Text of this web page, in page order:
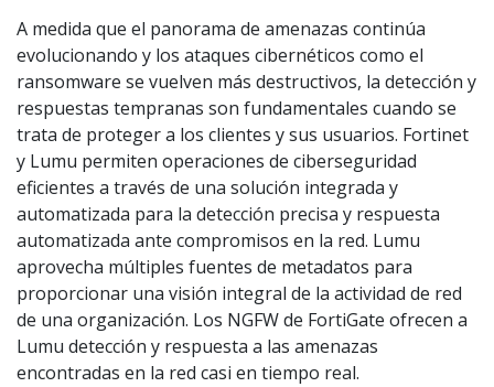
A medida que el panorama de amenazas continúa
evolucionando y los ataques cibernéticos como el
ransomware se vuelven más destructivos, la detección y
respuestas tempranas son fundamentales cuando se
trata de proteger a los clientes y sus usuarios. Fortinet
y Lumu permiten operaciones de ciberseguridad
eficientes a través de una solución integrada y
automatizada para la detección precisa y respuesta
automatizada ante compromisos en la red. Lumu
aprovecha múltiples fuentes de metadatos para
proporcionar una visión integral de la actividad de red
de una organización. Los NGFW de FortiGate ofrecen a
Lumu detección y respuesta a las amenazas
encontradas en la red casi en tiempo real.